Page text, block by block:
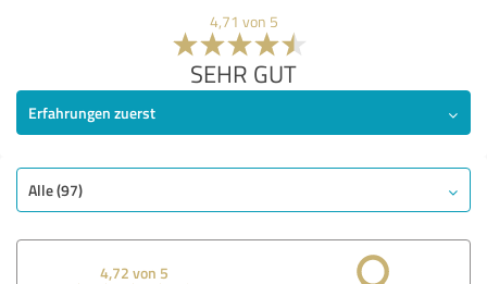
4,71 von 5
SEHR GUT
Erfahrungen zuerst
Alle (97)
4,72 von 5